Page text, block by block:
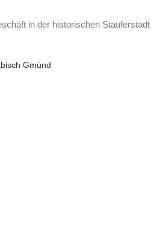
in der historischen Stauferstadt
Gmünd